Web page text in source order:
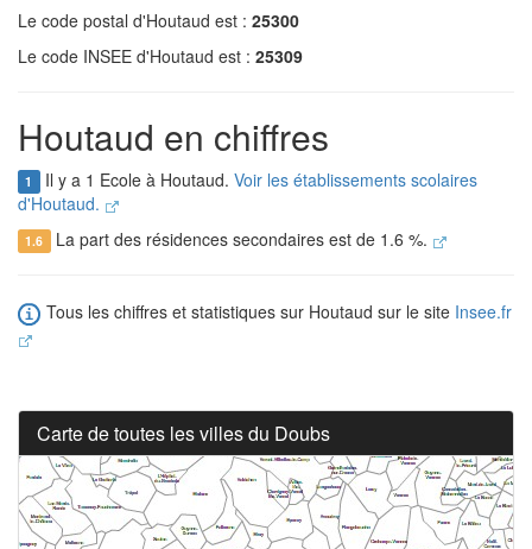
Le code postal d'Houtaud est : 25300
Le code INSEE d'Houtaud est : 25309
Houtaud en chiffres
1 Il y a 1 Ecole à Houtaud. Voir les établissements scolaires
d'Houtaud.
1.6 La part des résidences secondaires est de 1.6 %.
Tous les chiffres et statistiques sur Houtaud sur le site Insee.fr
Carte de toutes les villes du Doubs